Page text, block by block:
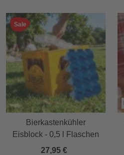
Sale
Bierkastenkühler
Eisblock - 0,5 l Flaschen
27,95 €